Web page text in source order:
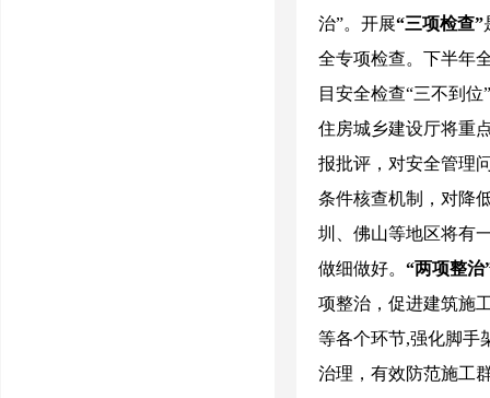
治”。开展“三项检查”
全专项检查。下半年
目安全检查“三不到
住房城乡建设厅将重
报批评，对安全管理
条件核查机制，对降
圳、佛山等地区将有
做细做好。 “两项整治
项整治，促进建筑施
等各个环节,强化脚手
治理，有效防范施工